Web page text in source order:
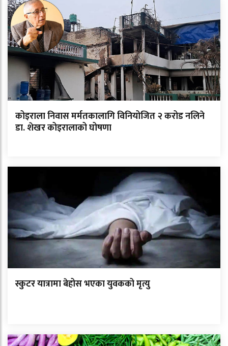
कोइराला निवास मर्मतकालागि विनियोजित २ करोड नलिने
डा. शेखर कोइरालाको घोषणा
स्कुटर यात्रामा बेहोस भएका युवकको मृत्यु